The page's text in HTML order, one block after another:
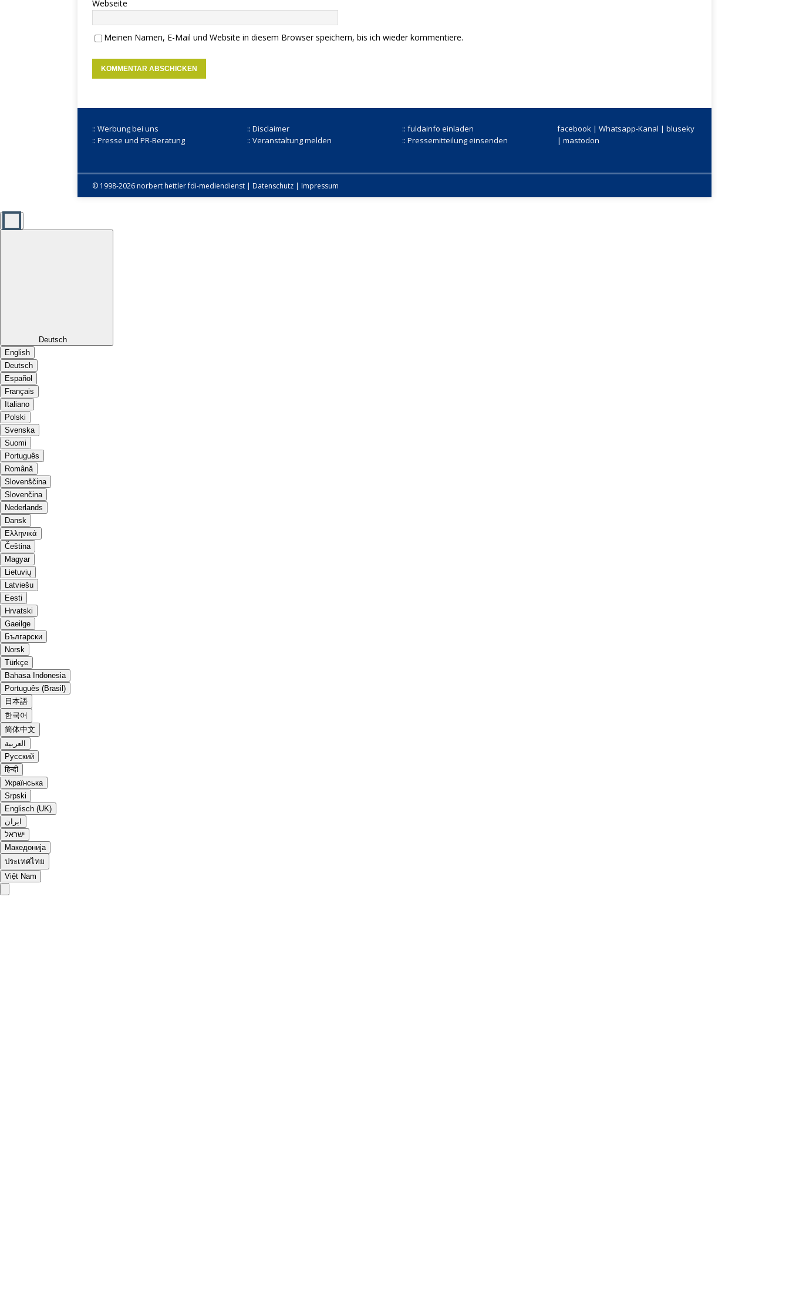
Webseite
Meinen Namen, E-Mail und Website in diesem Browser speichern, bis ich wieder kommentiere.
:: Werbung bei uns
:: Presse und PR-Beratung
:: Disclaimer
:: Veranstaltung melden
:: fuldainfo einladen
:: Pressemitteilung einsenden
facebook | Whatsapp-Kanal | bluseky
| mastodon
© 1998-2026 norbert hettlerfdi-mediendienst | Datenschutz | Impressum
Deutsch
English
Deutsch
Español
Français
Italiano
Polski
Svenska
Suomi
Português
Română
Slovenščina
Slovenčina
Nederlands
Dansk
Ελληνικά
Čeština
Magyar
Lietuvių
Latviešu
Eesti
Hrvatski
Gaeilge
Български
Norsk
Türkçe
Bahasa Indonesia
Português (Brasil)
日本語
한국어
简体中文
العربية
Русский
हिन्दी
Українська
Srpski
Englisch (UK)
ایران
ישראל
Македонија
ประเทศไทย
Việt Nam